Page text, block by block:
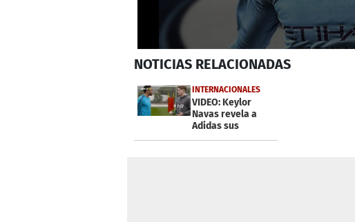
seconds
1
minute,
8
secondsVolume
NOTICIAS RELACIONADAS
INTERNACIONALES
VIDEO: Keylor
Navas revela a
Adidas sus
secretos como